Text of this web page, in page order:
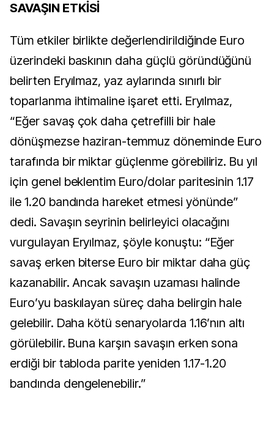
SAVAŞIN ETKİSİ
Tüm etkiler birlikte değerlendirildiğinde Euro
üzerindeki baskının daha güçlü göründüğünü
belirten Eryılmaz, yaz aylarında sınırlı bir
toparlanma ihtimaline işaret etti. Eryılmaz,
“Eğer savaş çok daha çetrefilli bir hale
dönüşmezse haziran-temmuz döneminde Euro
tarafında bir miktar güçlenme görebiliriz. Bu yıl
için genel beklentim Euro/dolar paritesinin 1.17
ile 1.20 bandında hareket etmesi yönünde”
dedi. Savaşın seyrinin belirleyici olacağını
vurgulayan Eryılmaz, şöyle konuştu: “Eğer
savaş erken biterse Euro bir miktar daha güç
kazanabilir. Ancak savaşın uzaması halinde
Euro’yu baskılayan süreç daha belirgin hale
gelebilir. Daha kötü senaryolarda 1.16’nın altı
görülebilir. Buna karşın savaşın erken sona
erdiği bir tabloda parite yeniden 1.17-1.20
bandında dengelenebilir.”